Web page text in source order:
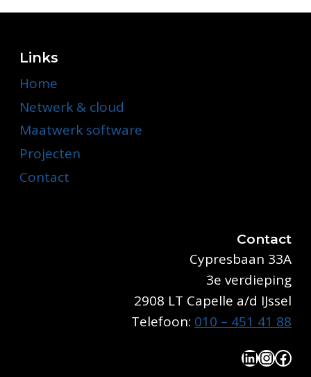
Links
Home
Netwerk & cloud
Maatwerk software
Projecten
Contact
Contact
Cypresbaan 33A
3e verdieping
2908 LT Capelle a/d IJssel
Telefoon: 010 – 451 41 88
LinkedIn